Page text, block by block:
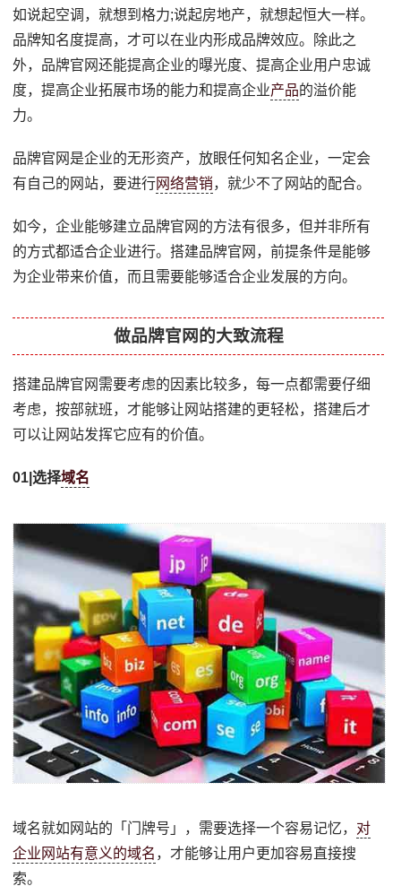
如说起空调，就想到格力;说起房地产，就想起恒大一样。
品牌知名度提高，才可以在业内形成品牌效应。除此之
外，品牌官网还能提高企业的曝光度、提高企业用户忠诚
度，提高企业拓展市场的能力和提高企业产品的溢价能
力。
品牌官网是企业的无形资产，放眼任何知名企业，一定会
有自己的网站，要进行网络营销，就少不了网站的配合。
如今，企业能够建立品牌官网的方法有很多，但并非所有
的方式都适合企业进行。搭建品牌官网，前提条件是能够
为企业带来价值，而且需要能够适合企业发展的方向。
做品牌官网的大致流程
搭建品牌官网需要考虑的因素比较多，每一点都需要仔细
考虑，按部就班，才能够让网站搭建的更轻松，搭建后才
可以让网站发挥它应有的价值。
01|选择域名
域名就如网站的「门牌号」，需要选择一个容易记忆， 对
企业网站有意义的域名 ，才能够让用户更加容易直接搜
索。